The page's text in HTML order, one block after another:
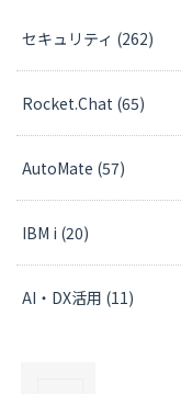
セキュリティ (262)
Rocket.Chat (65)
AutoMate (57)
IBM i (20)
AI・DX活用 (11)